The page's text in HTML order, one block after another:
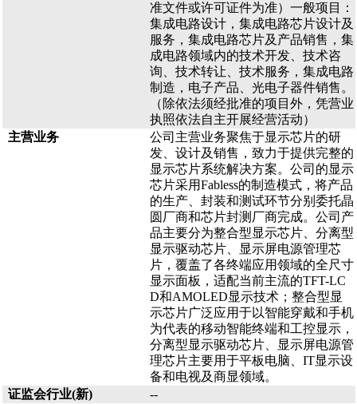
准文件或许可证件为准）一般项目：
集成电路设计，集成电路芯片设计及
服务，集成电路芯片及产品销售，集
成电路领域内的技术开发、技术咨
询、技术转让、技术服务，集成电路
制造，电子产品、光电子器件销售。
（除依法须经批准的项目外，凭营业
执照依法自主开展经营活动）
主营业务
公司主营业务聚焦于显示芯片的研
发、设计及销售，致力于提供完整的
显示芯片系统解决方案。公司的显示
芯片采用Fabless的制造模式，将产品
的生产、封装和测试环节分别委托晶
圆厂商和芯片封测厂商完成。公司产
品主要分为整合型显示芯片、分离型
显示驱动芯片、显示屏电源管理芯
片，覆盖了各终端应用领域的全尺寸
显示面板，适配当前主流的TFT-LC
D和AMOLED显示技术；整合型显
示芯片广泛应用于以智能穿戴和手机
为代表的移动智能终端和工控显示，
分离型显示驱动芯片、显示屏电源管
理芯片主要用于平板电脑、IT显示设
备和电视及商显领域。
证监会行业(新)
--